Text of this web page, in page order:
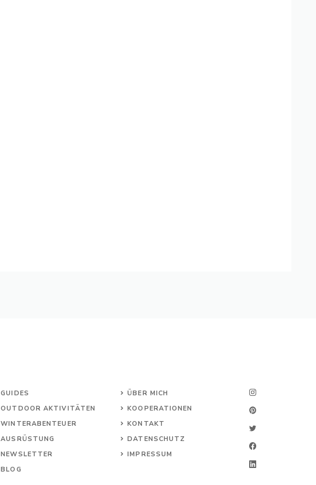
GUIDES
OUTDOOR AKTIVITÄTEN
WINTERABENTEUER
AUSRÜSTUNG
NEWSLETTER
BLOG
ÜBER MICH
KOOPERATIONEN
KONTAKT
DATENSCHUTZ
IMPRESSUM